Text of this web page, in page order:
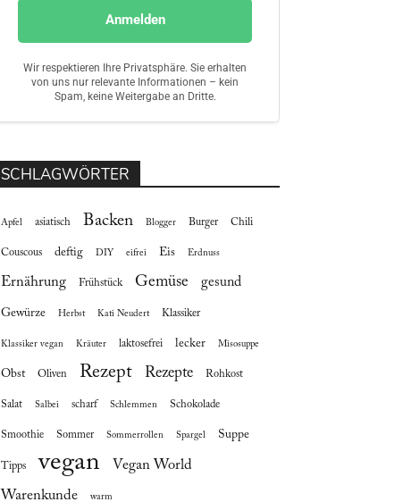
SCHLAGWÖRTER
Apfel asiatisch Backen Blogger Burger Chili
Couscous deftig DIY eifrei Eis Erdnuss
Ernährung Frühstück Gemüse gesund
Gewürze Herbst Kati Neudert Klassiker
Klassiker vegan Kräuter laktosefrei lecker Misosuppe
Obst Oliven Rezept Rezepte Rohkost
Salat Salbei scharf Schlemmen Schokolade
Smoothie Sommer Sommerrollen Spargel Suppe
Tipps vegan Vegan World
Warenkunde warm